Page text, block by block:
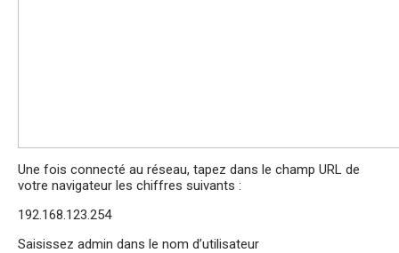
Une fois connecté au réseau, tapez dans le champ URL de
votre navigateur les chiffres suivants :
192.168.123.254
Saisissez admin dans le nom d’utilisateur